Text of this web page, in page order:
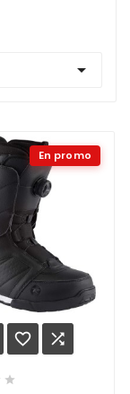

En promo
 
